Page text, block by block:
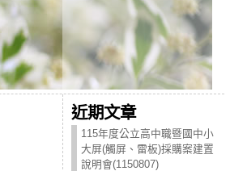
近期文章
115年度公立高中職暨國中小
大屏(觸屏、雷板)採購案建置
說明會(1150807)